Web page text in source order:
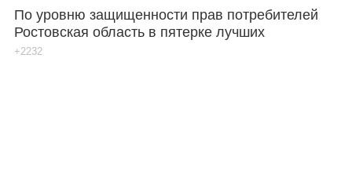
По уровню защищенности прав потребителей
Ростовская область в пятерке лучших
+2232